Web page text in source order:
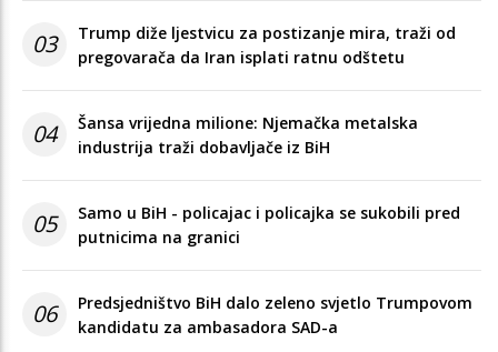
03
Trump diže ljestvicu za postizanje mira, traži od
pregovarača da Iran isplati ratnu odštetu
04
Šansa vrijedna milione: Njemačka metalska
industrija traži dobavljače iz BiH
05
Samo u BiH - policajac i policajka se sukobili pred
putnicima na granici
06
Predsjedništvo BiH dalo zeleno svjetlo Trumpovom
kandidatu za ambasadora SAD-a